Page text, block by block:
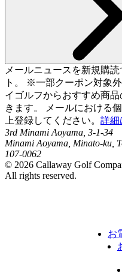
メールニュースを新規購
ト。 ※一部クーポン対象
イゴルフからおすすめ商
きます。 メールにおける
上登録してください。 詳細
3rd Minami Aoyama, 3-1-34
Minami Aoyama, Minato-ku,
107-0062
© 2026 Callaway Golf
All rights reserved.
お